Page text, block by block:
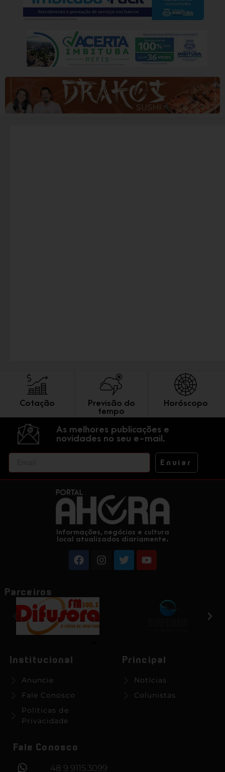
Cotação
Previsão do
tempo
Horóscopo
As melhores publicações e
novidades no seu e-mail.
Enviar
Informações, negócios e cultura
local atualizados diariamente.
Parceiros
Institucional
Anuncie
Fale Conosco
Políticas de
Privacidade
Principal
Notícias
Colunistas
Fale Conosco
48 9 9115.3099